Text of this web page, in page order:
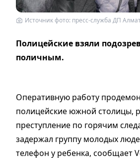
Источник фото: пресс-служба ДП
Полицейские взяли
поличным.
Оперативную работу
полицейские южной столицы,
преступление по горячим
задержал группу молодых
телефон у ребенка, сообщает